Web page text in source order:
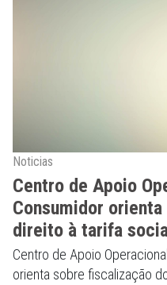
Noticias
Centro de Apoio
Consumidor
direito à tarifa
Centro de Apoio
orienta sobre fiscalização